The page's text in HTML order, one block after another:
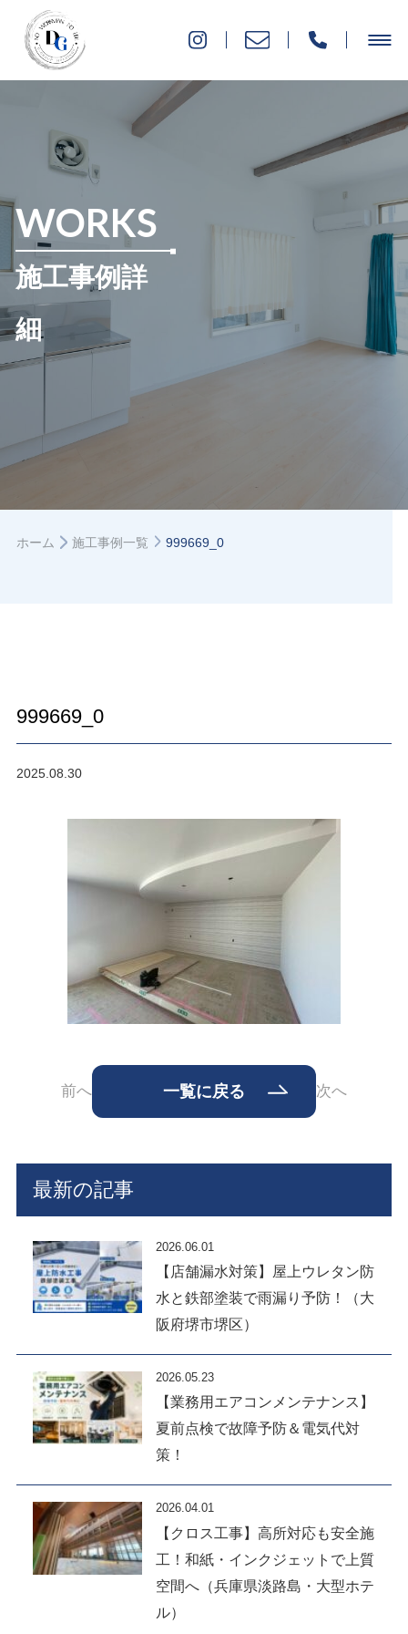
WORKS
施工事例詳
細
ホーム 施工事例一覧 999669_0
999669_0
2025.08.30
前へ 一覧に戻る 次へ
最新の記事
2026.06.01
【店舗漏水対策】屋上ウレタン防
水と鉄部塗装で雨漏り予防！（大
阪府堺市堺区）
2026.05.23
【業務用エアコンメンテナンス】
夏前点検で故障予防＆電気代対
策！
2026.04.01
【クロス工事】高所対応も安全施
工！和紙・インクジェットで上質
空間へ（兵庫県淡路島・大型ホテ
ル）